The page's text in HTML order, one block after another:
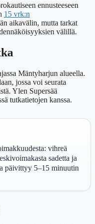
ennusteeseen
15 vrk:n
aikavälin, mutta tarkat
välillä.
Mäntyharjun alueella.
jossa voi seurata
Ylen Supersää
tutkatietojen kanssa.
vihreä
sadetta ja
päivittyy 5–15 minuutin